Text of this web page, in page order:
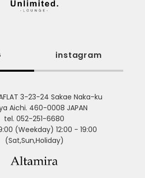
instagram
3-23-24 Sakae Naka-ku
Aichi. 460-0008 JAPAN
tel. 052-251-6680
(Weekday) 12:00 - 19:00
(Sat,Sun,Holiday)